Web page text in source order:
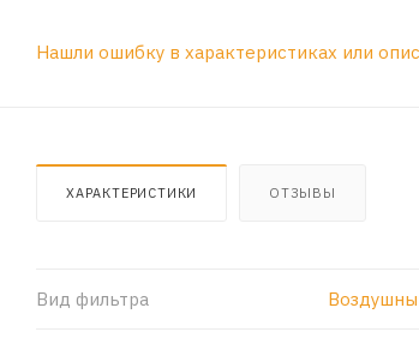
Нашли ошибку в характеристиках или
ХАРАКТЕРИСТИКИ ОТЗЫВЫ
Вид фильтра